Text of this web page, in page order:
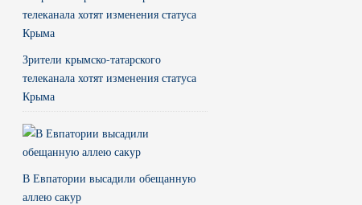
Зрители крымско-татарского
телеканала хотят изменения статуса
Крыма
В Евпатории высадили обещанную
аллею сакур